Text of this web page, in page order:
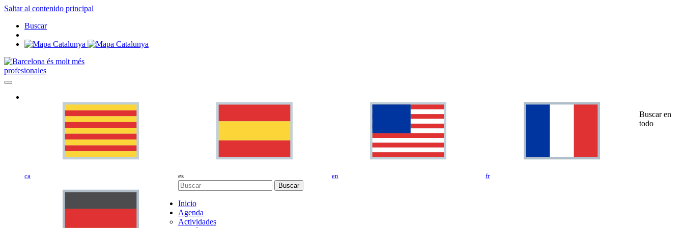
Saltar al contenido principal
Buscar
profesionales
ca es en fr
Buscar en
todo
Buscar
Inicio
Agenda
Actividades